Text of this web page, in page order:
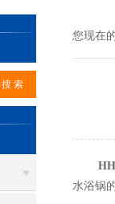
您现在
水浴锅